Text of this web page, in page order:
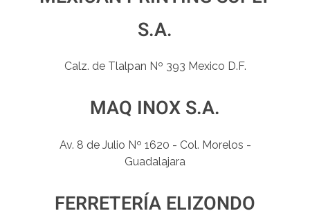
S.A.
Calz. de Tlalpan Nº 393 Mexico D.F.
MAQ INOX S.A.
Av. 8 de Julio Nº 1620 - Col. Morelos -
Guadalajara
FERRETERÍA ELIZONDO